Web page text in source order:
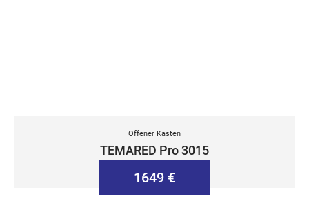
Offener Kasten
TEMARED Pro 3015
1649 €